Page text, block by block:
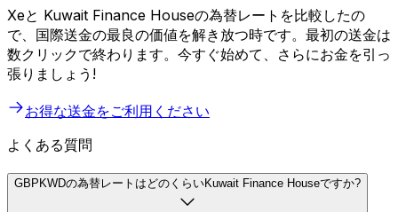
Xeと Kuwait Finance Houseの為替レートを比較したの
で、国際送金の最良の価値を解き放つ時です。最初の送金は
数クリックで終わります。今すぐ始めて、さらにお金を引っ
張りましょう!
お得な送金をご利用ください
よくある質問
GBPKWDの為替レートはどのくらいKuwait Finance Houseですか?